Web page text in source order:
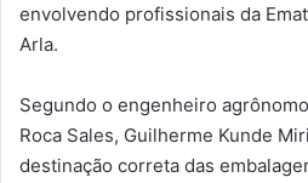
envolvendo profissionais da
Arla.
Segundo o engenheiro
Roca Sales, Guilherme Kunde
destinação correta das